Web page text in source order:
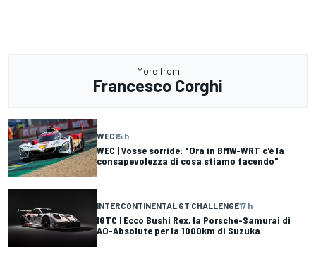
More from
Francesco Corghi
WEC15 h
WEC | Vosse sorride: "Ora in BMW-WRT c'è la
consapevolezza di cosa stiamo facendo"
INTERCONTINENTAL GT CHALLENGE17 h
IGTC | Ecco Bushi Rex, la Porsche-Samurai di
AO-Absolute per la 1000km di Suzuka